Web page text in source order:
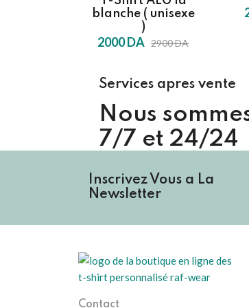
blanche ( unisexe
)
2000 DA 2900 DA
Services apres vente
Nous
7/7 et 24/24
Inscrivez Vous a La
Newsletter
Contact